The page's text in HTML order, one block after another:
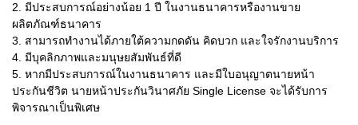
2. มีประสบการณ์อย่างน้อย 1 ปี ในงานธนาคารหรืองานขาย
ผลิตภัณฑ์ธนาคาร
3.
สามารถทำงานได้ภายใต้ความกดดัน คิดบวก และใจรักงานบริการ
4. มีบุคลิกภาพและมนุษยสัมพันธ์ที่ดี
5. หากมีประสบการณ์ในงานธนาคาร และมีใบอนุญาตนายหน้า
ประกันชีวิต นายหน้าประกันวินาศภัย Single License จะได้รับการ
พิจารณาเป็นพิเศษ